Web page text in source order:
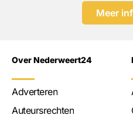
Meer
Over Nederweert24
Adverteren
Auteursrechten